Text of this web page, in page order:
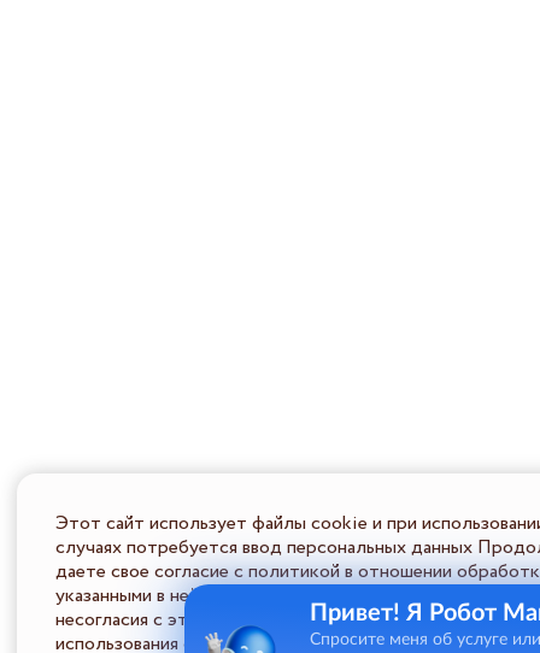
Этот сайт использует файлы cookie и при
случаях потребуется ввод персональных данных
даете свое согласие с политикой в отношении
указанными в ней условиями обработки персональной
несогласия с этими условиями Пользователь должен
использования сайта.
Привет! Я Робот
Спросите меня об услуге